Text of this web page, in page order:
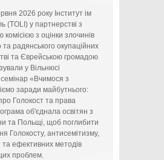
2026 року Інститут ім
(TOLI) у партнерстві з
з оцінки злочинів
та радянського окупаційних
та Єврейською громадою
у Вільнюсі
«Вчимося з
заради майбутнього:
Голокост та права
об'єднала освітян з
та Польщі, щоб поглибити
Голокосту, антисемітизму,
ефективних методів
проблем.